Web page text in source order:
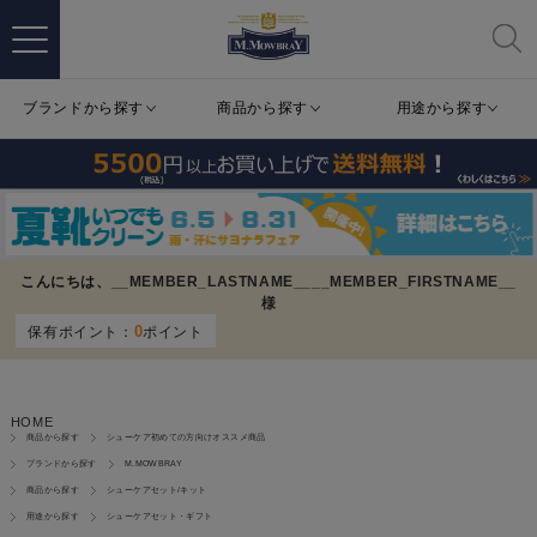
ブランドから探す 商品から探す 用途から探す
こんにちは、 __MEMBER_LASTNAME__
__MEMBER_FIRSTNAME__
様
保有ポイント： 0ポイント
HOME
商品から探す シューケア初めての方向けオススメ商品
ブランドから探す M.MOWBRAY
商品から探す シューケアセット/キット
用途から探す シューケアセット・ギフト